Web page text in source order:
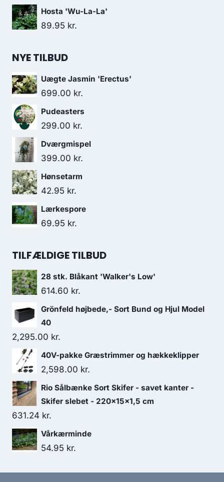
Hosta 'Wu-La-La'
89.95 kr.
NYE TILBUD
Uægte Jasmin 'Erectus'
699.00 kr.
Pudeasters
299.00 kr.
Dværgmispel
399.00 kr.
Hønsetarm
42.95 kr.
Lærkespore
69.95 kr.
TILFÆLDIGE TILBUD
28 stk. Blåkant 'Walker's Low'
614.60 kr.
Grönfeld højbede,- Sort Bund og Hjul Model
40
2,295.00 kr.
40V-pakke Græstrimmer og hækkeklipper
2,598.00 kr.
Rio Sålbænke Sort Skifer - savet kanter -
Skifer slebet - 220x15x1,5 cm
631.24 kr.
Vårkærminde
54.95 kr.